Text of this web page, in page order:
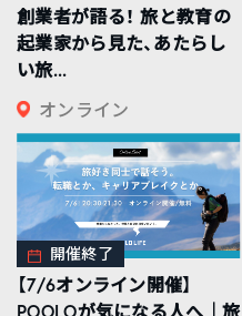
創業者が語る！ 旅と教育の
起業家から見た、あたらし
い旅...
オンライン
開催終了
【7/6オンライン開催】
POOLOが気になる人へ｜旅